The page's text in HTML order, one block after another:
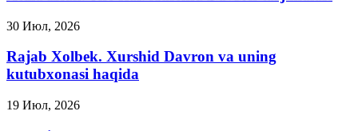
30 Июл, 2026
Rajab Xolbek. Xurshid Davron va uning
kutubxonasi haqida
19 Июл, 2026